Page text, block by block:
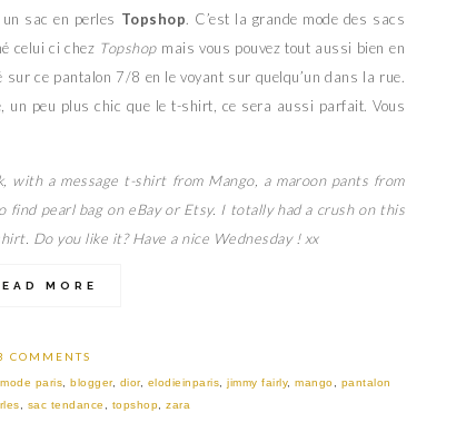
sac en perles Topshop. C’est la grande mode des sacs
celui ci chez Topshopmais vous pouvez tout aussi bien en
sur ce pantalon 7/8 en le voyant sur quelqu’un dans la rue.
un peu plus chic que le t-shirt, ce sera aussi parfait. Vous
with a message t-shirt from Mango, a maroon pants from
find pearl bag on eBay or Etsy. I totally had a crush on this
Do you like it? Have a nice Wednesday ! xx
MORE
COMMENTS
paris ,blogger, dior, elodieinparis ,jimmy fairly,mango
pantalon
sac tendance topshop zara